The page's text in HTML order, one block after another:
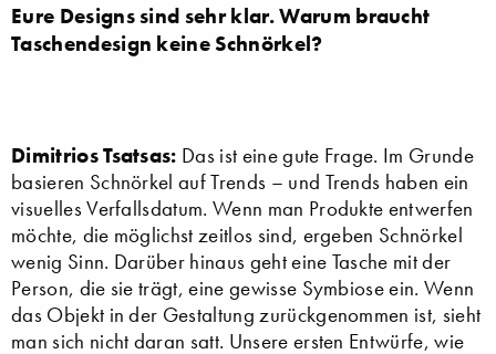
Eure Designs sind sehr klar. Warum braucht
Taschendesign keine Schnörkel?
Dimitrios Tsatsas: Das ist eine gute Frage. Im Grunde
basieren Schnörkel auf Trends – und Trends haben ein
visuelles Verfallsdatum. Wenn man Produkte entwerfen
möchte, die möglichst zeitlos sind, ergeben Schnörkel
wenig Sinn. Darüber hinaus geht eine Tasche mit der
Person, die sie trägt, eine gewisse Symbiose ein. Wenn
das Objekt in der Gestaltung zurückgenommen ist, sieht
man sich nicht daran satt. Unsere ersten Entwürfe, wie